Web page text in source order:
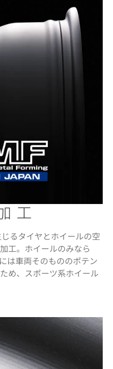
工
るタイヤとホイールの空
工。ホイールのみなら
は車両そのもののポテン
め、スポーツ系ホイール